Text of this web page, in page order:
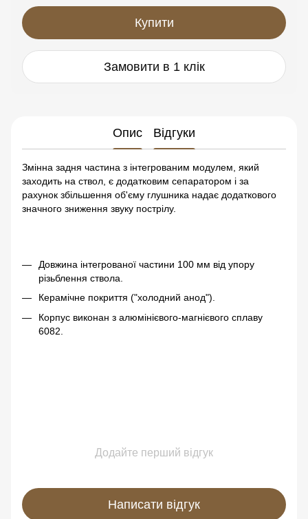
Купити
Замовити в 1 клік
Опис Відгуки
Змінна задня частина з інтегрованим модулем, який
заходить на ствол, є додатковим сепаратором і за
рахунок збільшення об'єму глушника надає додаткового
значного зниження звуку пострілу.
Довжина інтегрованої частини 100 мм від упору
різьблення ствола.
Керамічне покриття ("холодний анод").
Корпус виконан з алюмінієвого-магнієвого сплаву
6082.
Додайте перший відгук
Написати відгук